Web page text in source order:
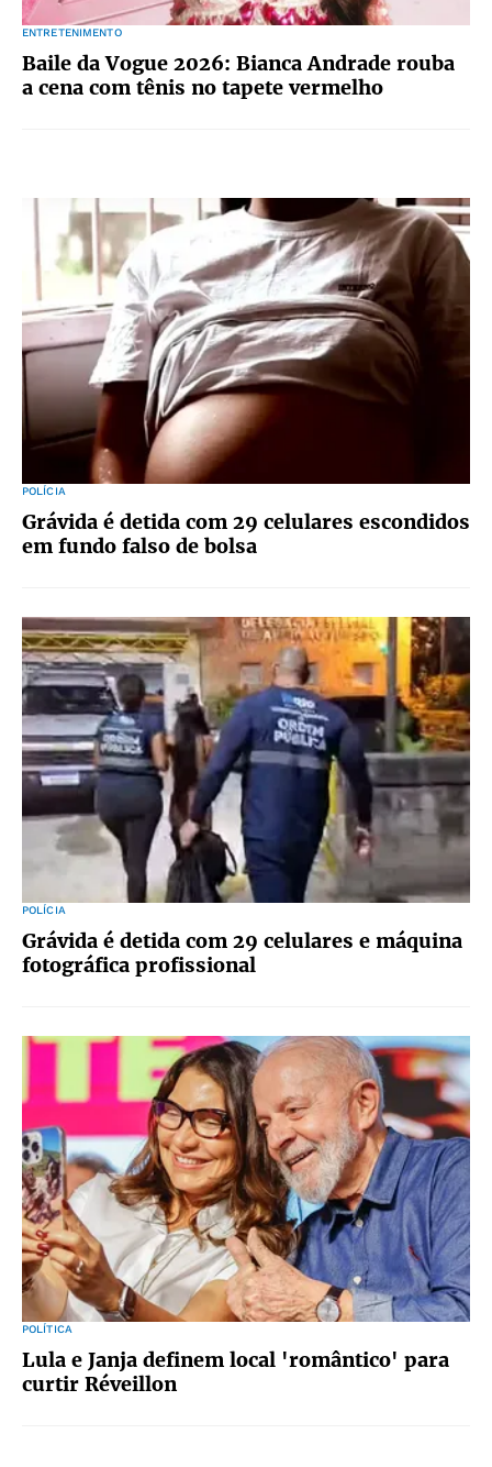
ENTRETENIMENTO
Baile da Vogue 2026: Bianca Andrade rouba
a cena com tênis no tapete vermelho
POLÍCIA
Grávida é detida com 29 celulares escondidos
em fundo falso de bolsa
POLÍCIA
Grávida é detida com 29 celulares e máquina
fotográfica profissional
POLÍTICA
Lula e Janja definem local 'romântico' para
curtir Réveillon